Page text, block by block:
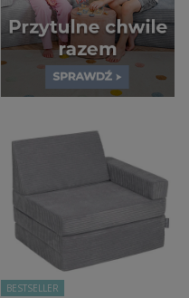
BESTSELLER